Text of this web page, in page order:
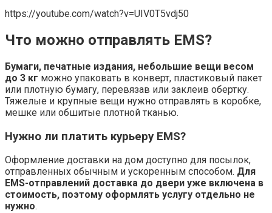
https://youtube.com/watch?v=UIV0T5vdj50
Что можно отправлять EMS?
Бумаги, печатные издания, небольшие вещи весом
до 3 кг можно упаковать в конверт, пластиковый пакет
или плотную бумагу, перевязав или заклеив обертку.
Тяжелые и крупные вещи нужно отправлять в коробке,
мешке или обшитые плотной тканью.
Нужно ли платить курьеру EMS?
Оформление доставки на дом доступно для посылок,
отправленных обычным и ускоренным способом. Для
EMS-отправлений доставка до двери уже включена в
стоимость, поэтому оформлять услугу отдельно не
нужно.